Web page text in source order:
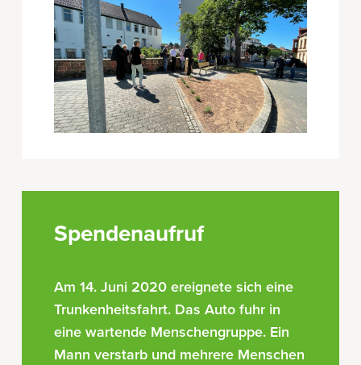
Spendenaufruf
Am 14. Juni 2020 ereignete sich eine
Trunkenheitsfahrt. Das Auto fuhr in
eine wartende Menschengruppe. Ein
Mann verstarb und mehrere Menschen